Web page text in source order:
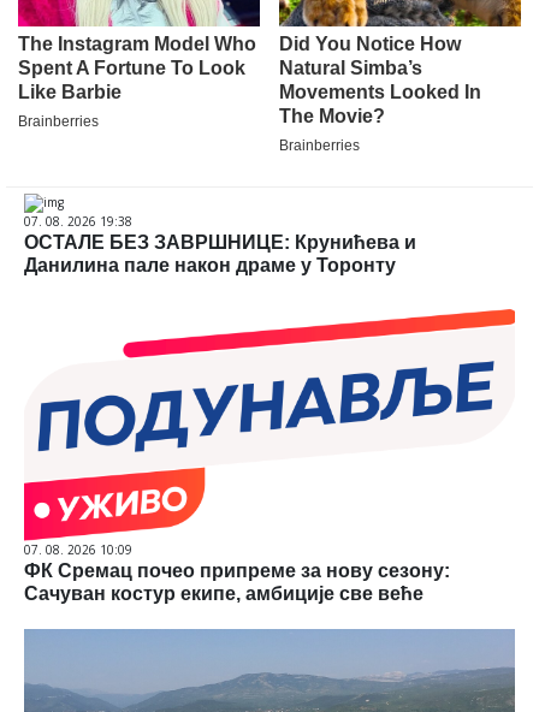
07. 08. 2026 19:38
ОСТАЛЕ БЕЗ ЗАВРШНИЦЕ: Крунићева и
Данилина пале након драме у Торонту
07. 08. 2026 10:09
ФК Сремац почео припреме за нову сезону:
Сачуван костур екипе, амбиције све веће